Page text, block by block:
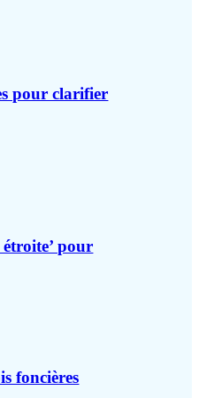
pour clarifier
étroite’ pour
foncières